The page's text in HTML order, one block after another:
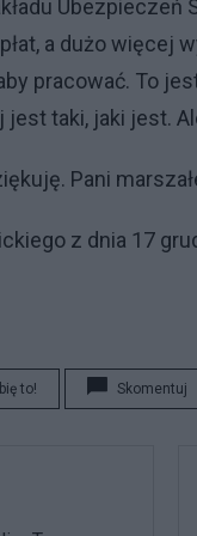
Ubezpieczeń
a dużo więcej
pracować. To
taki, jaki jest.
Pani
z dnia 17
to! Skomentuj